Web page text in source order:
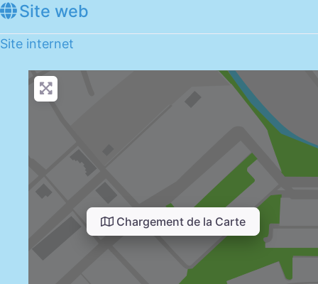
Site web
Site internet
Chargement de la Carte